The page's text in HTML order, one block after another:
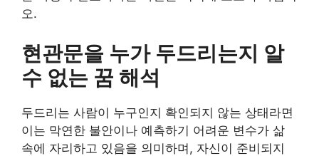
오.
현관문을 누가 두드리는지 알
수 없는 꿈 해석
두드리는 사람이 누구인지 확인되지 않는 상태라면
이는 막연한 불안이나 예측하기 어려운 변수가 삶
속에 자리하고 있음을 의미하며, 자신이 준비되지